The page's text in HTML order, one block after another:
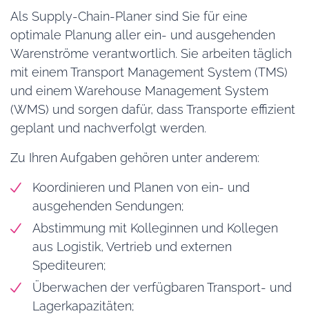
Als Supply-Chain-Planer sind Sie für eine
optimale Planung aller ein- und ausgehenden
Warenströme verantwortlich. Sie arbeiten täglich
mit einem Transport Management System (TMS)
und einem Warehouse Management System
(WMS) und sorgen dafür, dass Transporte effizient
geplant und nachverfolgt werden.
Zu Ihren Aufgaben gehören unter anderem:
Koordinieren und Planen von ein- und
ausgehenden Sendungen;
Abstimmung mit Kolleginnen und Kollegen
aus Logistik, Vertrieb und externen
Spediteuren;
Überwachen der verfügbaren Transport- und
Lagerkapazitäten;